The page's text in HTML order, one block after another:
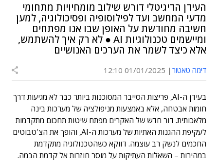
העידן הדיגיטלי דורש שילוב מומחיויות מתחומי
מדעי המחשב ועד לפילוסופיה ופסיכולוגיה, למען
חשיבה מחודשת על האופן שבו אנו מפתחים
ומיישמים טכנולוגיות AI ● לא רק איך להשתמש,
אלא כיצד לשמר את הערכים האנושיים
דימה טאטור 01/01/2025 12:10
בעידן ה-AI, פריצות הסייבר המסוכנות ביותר כבר לא מגיעות דרך
חומות אבטחה, אלא באמצעות מניפולציה של מערכות בינה
מלאכותית. דור חדש של האקרים מפתח שיטות תחכום מתקדמות
לעקיפת ההגנות האתיות של מערכות ה-AI, והופך את הצ'טבוטים
החכמים לנשק רב עוצמה. דווקא כשהטכנולוגיה מתקדמת
במהירות – השאלות העתיקות על מוסר חוזרות אל קדמת הבמה.